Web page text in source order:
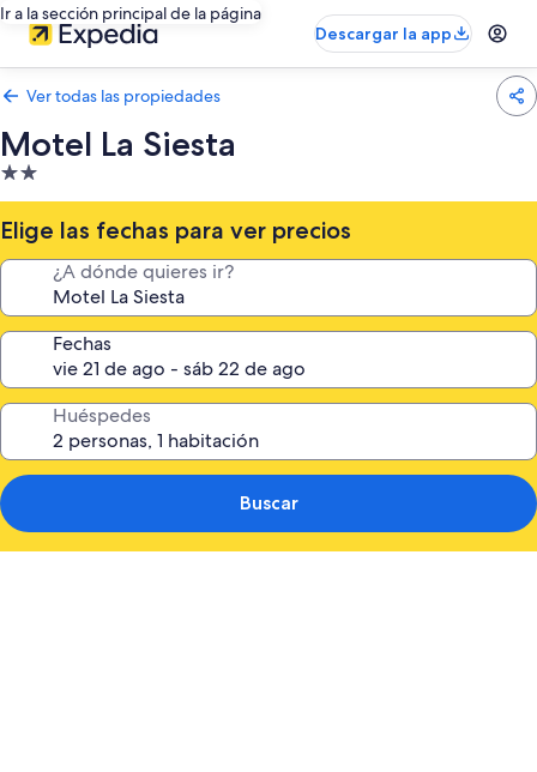
Ir a la sección principal de la página
Descargar la app
Ver todas las propiedades
Motel La Siesta
Propiedad
de
2.0
estrellas
Elige las fechas para ver precios
¿A dónde quieres ir?
Fechas
Huéspedes
Buscar